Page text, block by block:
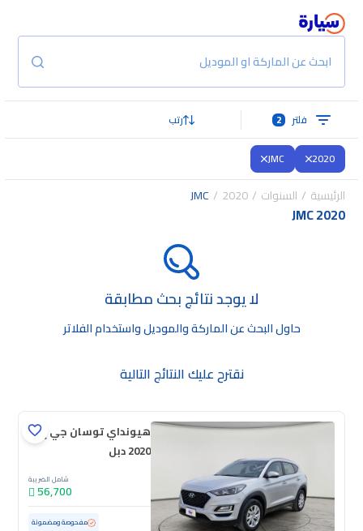
ابحث عن الماركة او الموديل
فلتر 2 رتب
2020
JMC
الرئيسية السنوات 2020
JMC
JMC 2020
لا يوجد نتائج بحث مطابقة
حاول البحث عن الماركة والموديل واستخدام الفلاتر
نقترح عليك النتائج التالية
هيونداي توسان جي إل
2020 دبل
شامل الضريبة
56,700
مستعملة 100,895 كم مفحوصة ومضمونة